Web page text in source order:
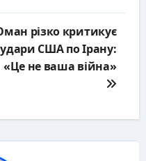
різко критикує
удари США по Ірану:
«Це не ваша війна»